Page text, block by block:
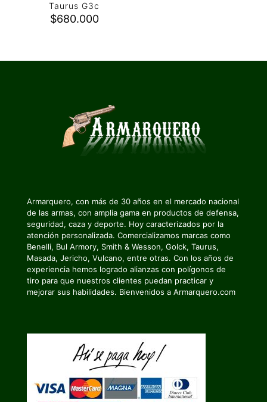
Taurus G3c
$680.000
Armarquero, con más de 30 años en el mercado nacional
de las armas, con amplia gama en productos de defensa,
seguridad, caza y deporte. Hoy caracterizados por la
atención personalizada. Comercializamos marcas como
Benelli, Bul Armory, Smith & Wesson, Golck, Taurus,
Masada, Jericho, Vulcano, entre otras. Con los años de
experiencia hemos logrado alianzas con polígonos de
tiro para que nuestros clientes puedan practicar y
mejorar sus habilidades. Bienvenidos a Armarquero.com